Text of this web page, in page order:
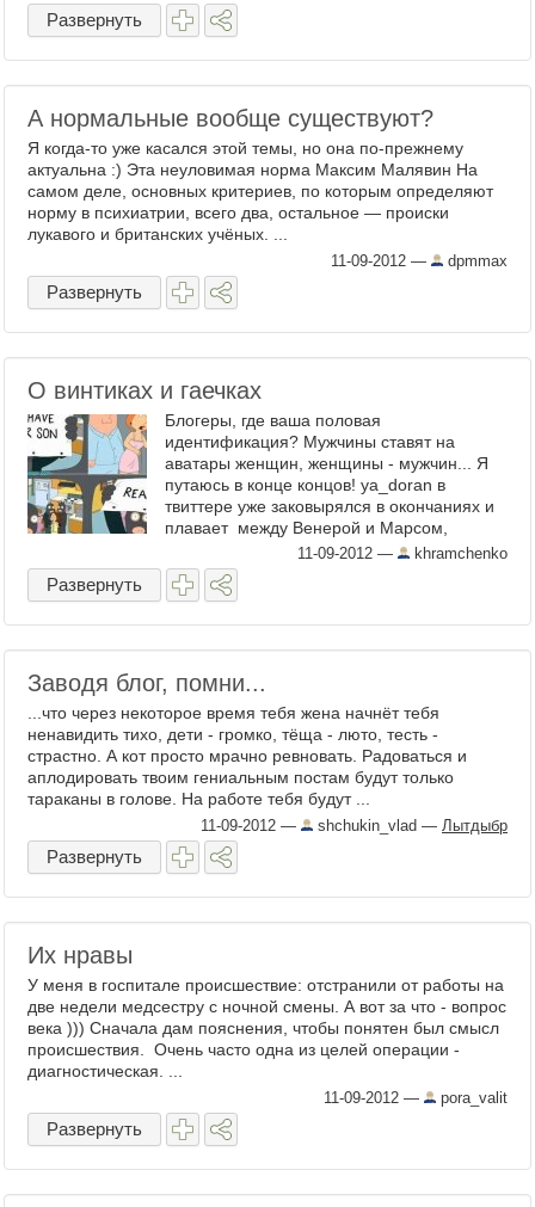
Развернуть
А нормальные вообще существуют?
Я когда-то уже касался этой темы, но она по-прежнему
актуальна :) Эта неуловимая норма Максим Малявин На
самом деле, основных критериев, по которым определяют
норму в психиатрии, всего два, остальное — происки
лукавого и британских учёных. ...
11-09-2012 — dpmmax
Развернуть
О винтиках и гаечках
Блогеры, где ваша половая
идентификация? Мужчины ставят на
аватары женщин, женщины - мужчин... Я
путаюсь в конце концов! ya_doran в
твиттере уже заковырялся в окончаниях и
плавает между Венерой и Марсом,
попеременно приземляясь на каждую из ...
11-09-2012 — khramchenko
Развернуть
Заводя блог, помни...
...что через некоторое время тебя жена начнёт тебя
ненавидить тихо, дети - громко, тёща - люто, тесть -
страстно. А кот просто мрачно ревновать. Радоваться и
аплодировать твоим гениальным постам будут только
тараканы в голове. На работе тебя будут ...
11-09-2012 — shchukin_vlad — Лытдыбр
Развернуть
Их нравы
У меня в госпитале происшествие: отстранили от работы на
две недели медсестру с ночной смены. А вот за что - вопрос
века ))) Сначала дам пояснения, чтобы понятен был смысл
происшествия. Очень часто одна из целей операции -
диагностическая. ...
11-09-2012 — pora_valit
Развернуть